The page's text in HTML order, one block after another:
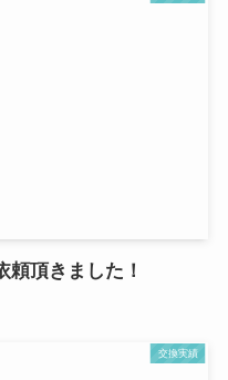
頼頂きました！
交換実績